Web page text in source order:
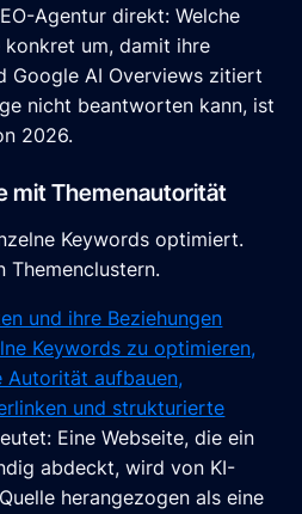
Agentur direkt: Welche
konkret um, damit ihre
Google AI Overviews zitiert
nicht beantworten kann, ist
2026.
mit Themenautorität
Keywords optimiert.
Themenclustern.
und ihre Beziehungen
Keywords zu optimieren,
Autorität aufbauen,
und strukturierte
Eine Webseite, die ein
abdeckt, wird von KI-
herangezogen als eine